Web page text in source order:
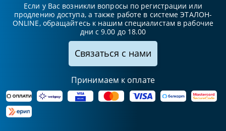
Если у Вас возникли вопросы по регистрации или
продлению доступа, а также работе в системе ЭТАЛОН-
ONLINE, обращайтесь к нашим специалистам в рабочие
дни с 9.00 до 18.00
Связаться с нами
Принимаем к оплате